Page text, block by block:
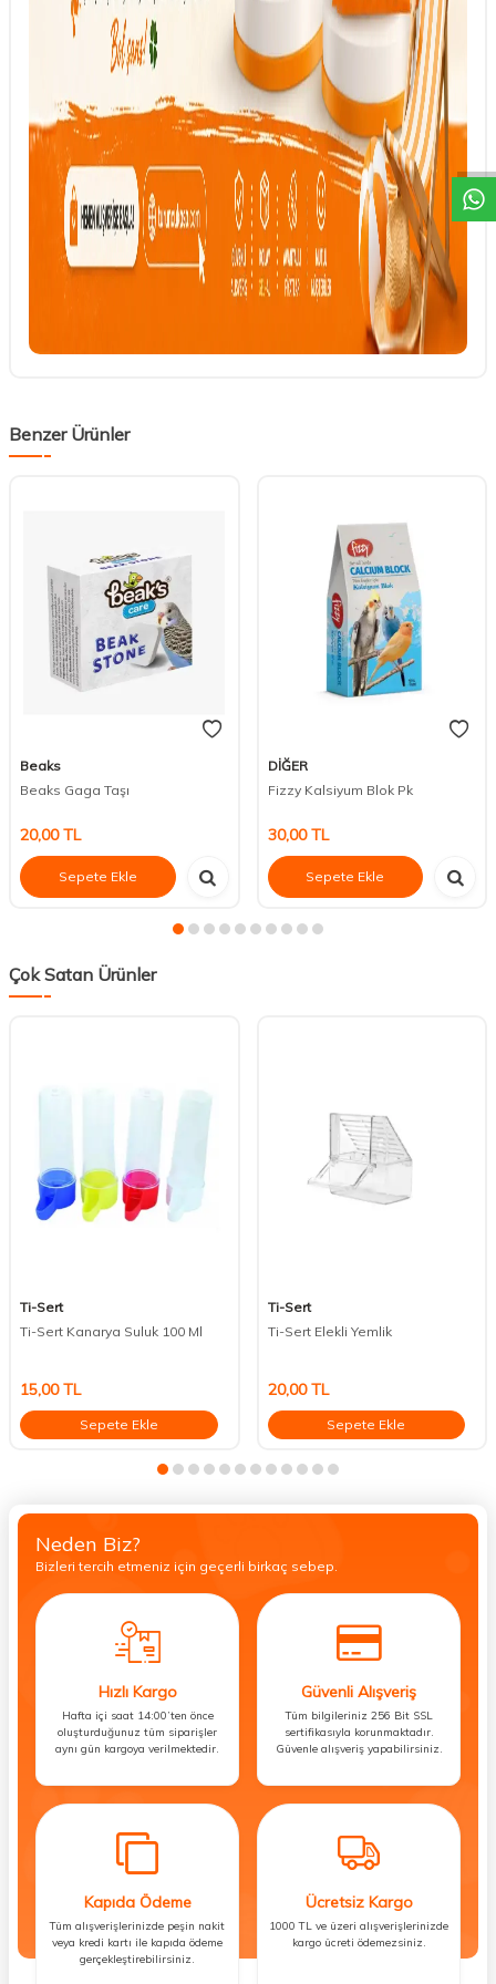
DESTEK
Benzer Ürünler
Beaks
Beaks Gaga Taşı
20,00TL
Sepete Ekle
DİĞER
Fizzy Kalsiyum Blok Pk
30,00TL
Sepete Ekle
Çok Satan Ürünler
Ti-Sert
Ti-Sert Kanarya Suluk 100 Ml
15,00TL
Sepete Ekle
Ti-Sert
Ti-Sert Elekli Yemlik
20,00TL
Sepete Ekle
Neden Biz?
Bizleri tercih etmeniz için geçerli birkaç sebep.
Hızlı Kargo
Hafta içi saat 14:00’ten önce
oluşturduğunuz tüm siparişler
aynı gün kargoya verilmektedir.
Güvenli Alışveriş
Tüm bilgileriniz 256 Bit SSL
sertifikasıyla korunmaktadır.
Güvenle alışveriş yapabilirsiniz.
Kapıda Ödeme
Tüm alışverişlerinizde peşin nakit
veya kredi kartı ile kapıda ödeme
gerçekleştirebilirsiniz.
Ücretsiz Kargo
1000 TL ve üzeri alışverişlerinizde
kargo ücreti ödemezsiniz.